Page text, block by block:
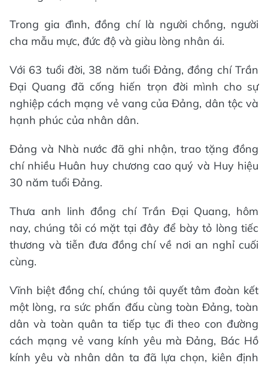
Trong gia đình, đồng chí là người chồng, người
cha mẫu mực, đức độ và giàu lòng nhân ái.
Với 63 tuổi đời, 38 năm tuổi Đảng, đồng chí Trần
Đại Quang đã cống hiến trọn đời mình cho sự
nghiệp cách mạng vẻ vang của Đảng, dân tộc và
hạnh phúc của nhân dân.
Đảng và Nhà nước đã ghi nhận, trao tặng đồng
chí nhiều Huân huy chương cao quý và Huy hiệu
30 năm tuổi Đảng.
Thưa anh linh đồng chí Trần Đại Quang, hôm
nay, chúng tôi có mặt tại đây để bày tỏ lòng tiếc
thương và tiễn đưa đồng chí về nơi an nghỉ cuối
cùng.
Vĩnh biệt đồng chí, chúng tôi quyết tâm đoàn kết
một lòng, ra sức phấn đấu cùng toàn Đảng, toàn
dân và toàn quân ta tiếp tục đi theo con đường
cách mạng vẻ vang kính yêu mà Đảng, Bác Hồ
kính yêu và nhân dân ta đã lựa chọn, kiên định